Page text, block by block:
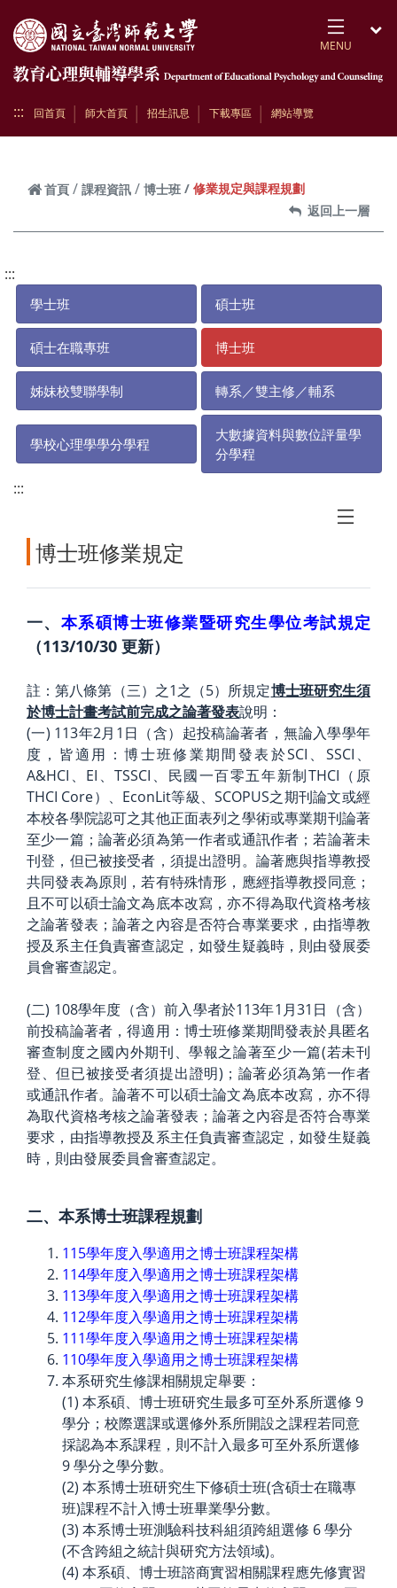
MENU
::: 回首頁 師大首頁 招生訊息 下載專區 網站導覽
首頁 課程資訊 博士班
修業規定與課程規劃
返回上一層
:::
學士班 碩士班
碩士在職專班 博士班
姊妹校雙聯學制 轉系／雙主修／輔系
學校心理學學分學程
大數據資料與數位評量學
分學程
:::
博士班修業規定
一、 本系碩博士班修業暨研究生學位考試規定
（113/10/30 更新）
註：第八條第（三）之1之（5）所規定博士班研究生須
於博士計畫考試前完成之論著發表說明：
(一) 113年2月1日（含）起投稿論著者，無論入學學年
度，皆適用：博士班修業期間發表於SCI、SSCI、
A&HCI、EI、TSSCI、民國一百零五年新制THCI（原
THCI Core）、EconLit等級、SCOPUS之期刊論文或經
本校各學院認可之其他正面表列之學術或專業期刊論著
至少一篇；論著必須為第一作者或通訊作者；若論著未
刊登，但已被接受者，須提出證明。論著應與指導教授
共同發表為原則，若有特殊情形，應經指導教授同意；
且不可以碩士論文為底本改寫，亦不得為取代資格考核
之論著發表；論著之內容是否符合專業要求，由指導教
授及系主任負責審查認定，如發生疑義時，則由發展委
員會審查認定。
(二) 108學年度（含）前入學者於113年1月31日（含）
前投稿論著者，得適用：博士班修業期間發表於具匿名
審查制度之國內外期刊、學報之論著至少一篇(若未刊
登、但已被接受者須提出證明)；論著必須為第一作者
或通訊作者。論著不可以碩士論文為底本改寫，亦不得
為取代資格考核之論著發表；論著之內容是否符合專業
要求，由指導教授及系主任負責審查認定，如發生疑義
時，則由發展委員會審查認定。
二、本系博士班課程規劃
115學年度入學適用之博士班課程架構
114學年度入學適用之博士班課程架構
113學年度入學適用之博士班課程架構
112學年度入學適用之博士班課程架構
111學年度入學適用之博士班課程架構
110學年度入學適用之博士班課程架構
本系研究生修課相關規定舉要：
(1) 本系碩、博士班研究生最多可至外系所選修 9
學分；校際選課或選修外系所開設之課程若同意
採認為本系課程，則不計入最多可至外系所選修
9 學分之學分數。
(2) 本系博士班研究生下修碩士班(含碩士在職專
班)課程不計入博士班畢業學分數。
(3) 本系博士班測驗科技科組須跨組選修 6 學分
(不含跨組之統計與研究方法領域)。
(4) 本系碩、博士班諮商實習相關課程應先修實習